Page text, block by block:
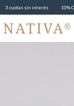
10% OFF por transferencia